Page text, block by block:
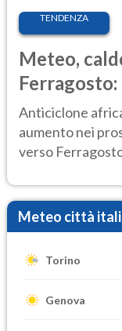
TENDENZA
Meteo,
ancora
Anticiclone
aumento nei
verso
Meteo città
Torino
Genova